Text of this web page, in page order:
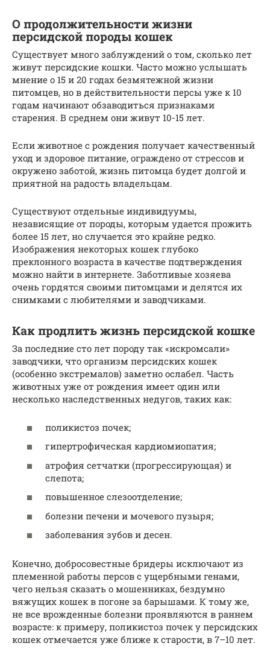
О продолжительности жизни
персидской породы кошек
Существует много заблуждений о том, сколько лет
живут персидские кошки. Часто можно услышать
мнение о 15 и 20 годах безмятежной жизни
питомцев, но в действительности персы уже к 10
годам начинают обзаводиться признаками
старения. В среднем они живут 10-15 лет.
Если животное с рождения получает качественный
уход и здоровое питание, ограждено от стрессов и
окружено заботой, жизнь питомца будет долгой и
приятной на радость владельцам.
Существуют отдельные индивидуумы,
независящие от породы, которым удается прожить
более 15 лет, но случается это крайне редко.
Изображения некоторых кошек глубоко
преклонного возраста в качестве подтверждения
можно найти в интернете. Заботливые хозяева
очень гордятся своими питомцами и делятся их
снимками с любителями и заводчиками.
Как продлить жизнь персидской кошке
За последние сто лет породу так «искромсали»
заводчики, что организм персидских кошек
(особенно экстремалов) заметно ослабел. Часть
животных уже от рождения имеет один или
несколько наследственных недугов, таких как:
поликистоз почек;
гипертрофическая кардиомиопатия;
атрофия сетчатки (прогрессирующая) и
слепота;
повышенное слезоотделение;
болезни печени и мочевого пузыря;
заболевания зубов и десен.
Конечно, добросовестные бридеры исключают из
племенной работы персов с ущербными генами,
чего нельзя сказать о мошенниках, бездумно
вяжущих кошек в погоне за барышами. К тому же,
не все врожденные болезни проявляются в раннем
возрасте: к примеру, поликистоз почек у персидских
кошек отмечается уже ближе к старости, в 7–10 лет.